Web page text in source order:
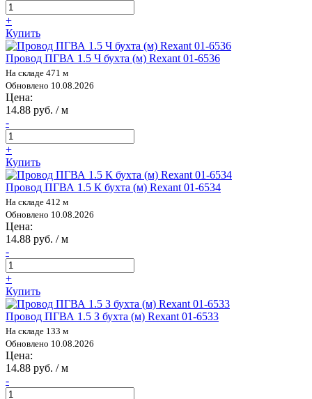
+
Купить
Провод ПГВА 1.5 Ч бухта (м) Rexant 01-6536
На складе 471 м
Обновлено 10.08.2026
Цена:
14.88 руб. / м
-
+
Купить
Провод ПГВА 1.5 К бухта (м) Rexant 01-6534
На складе 412 м
Обновлено 10.08.2026
Цена:
14.88 руб. / м
-
+
Купить
Провод ПГВА 1.5 З бухта (м) Rexant 01-6533
На складе 133 м
Обновлено 10.08.2026
Цена:
14.88 руб. / м
-